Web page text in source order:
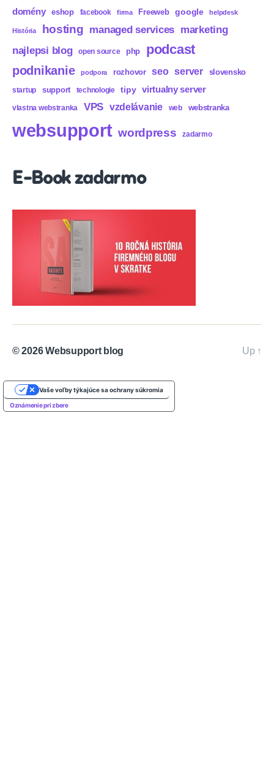
domény eshop facebook firma Freeweb google helpdesk
História hosting managed services marketing
najlepsi blog open source php podcast
podnikanie podpora rozhovor seo server slovensko
startup support technologie tipy virtualny server
vlastna webstranka VPS vzdelávanie web webstranka
websupport wordpress zadarmo
E-Book zadarmo
© 2026Websupport blog Up ↑
Oznámenie pri zbere
Vaše voľby týkajúce sa ochrany súkromia